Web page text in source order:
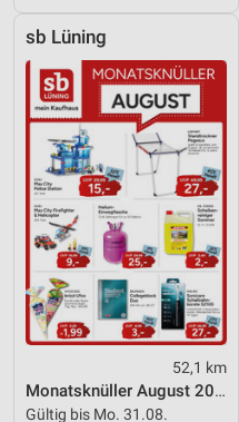
sb Lüning
52,1 km
Monatsknüller August 2026
Gültig bis Mo. 31.08.